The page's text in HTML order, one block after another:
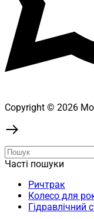
Copyright © 2026
Часті пошуки
Ричтрак
Колесо для
Гідравлічний